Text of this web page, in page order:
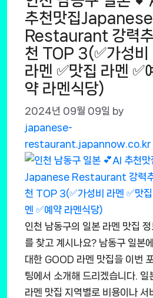
추천맛집Japanese
Restaurant 강력추
천 TOP 3(✅가성비
라멘 ✅맛집 라멘 ✅예
약 라멘식당)
2024년 09월 09일 by
japanese-
restaurant.japannow.co.kr
인천 남동구의 일본 라멘 맛집 정
를 찾고 계시나요? 남동구 일본에
대한 GOOD 라멘 맛집을 이번
팅에서 소개해 드리겠습니다. 일
라멘 맛집 지역별로 비용이나 서